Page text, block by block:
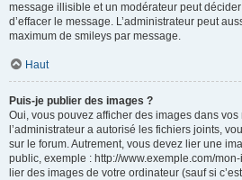
message illisible et un modérateur peut
d’effacer le message. L’administrateur peut
maximum de smileys par message.
Haut
Puis-je publier des images ?
Oui, vous pouvez afficher des images dans
l’administrateur a autorisé les fichiers joints,
sur le forum. Autrement, vous devez lier une
public, exemple : http://www.exemple.com/
lier des images de votre ordinateur (sauf si